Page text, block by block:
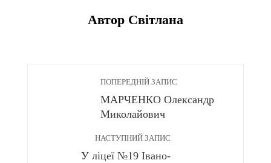
Автор Світлана
ПОПЕРЕДНІЙ ЗАПИС
МАРЧЕНКО Олександр
Миколайович
НАСТУПНИЙ ЗАПИС
У ліцеї №19 Івано-